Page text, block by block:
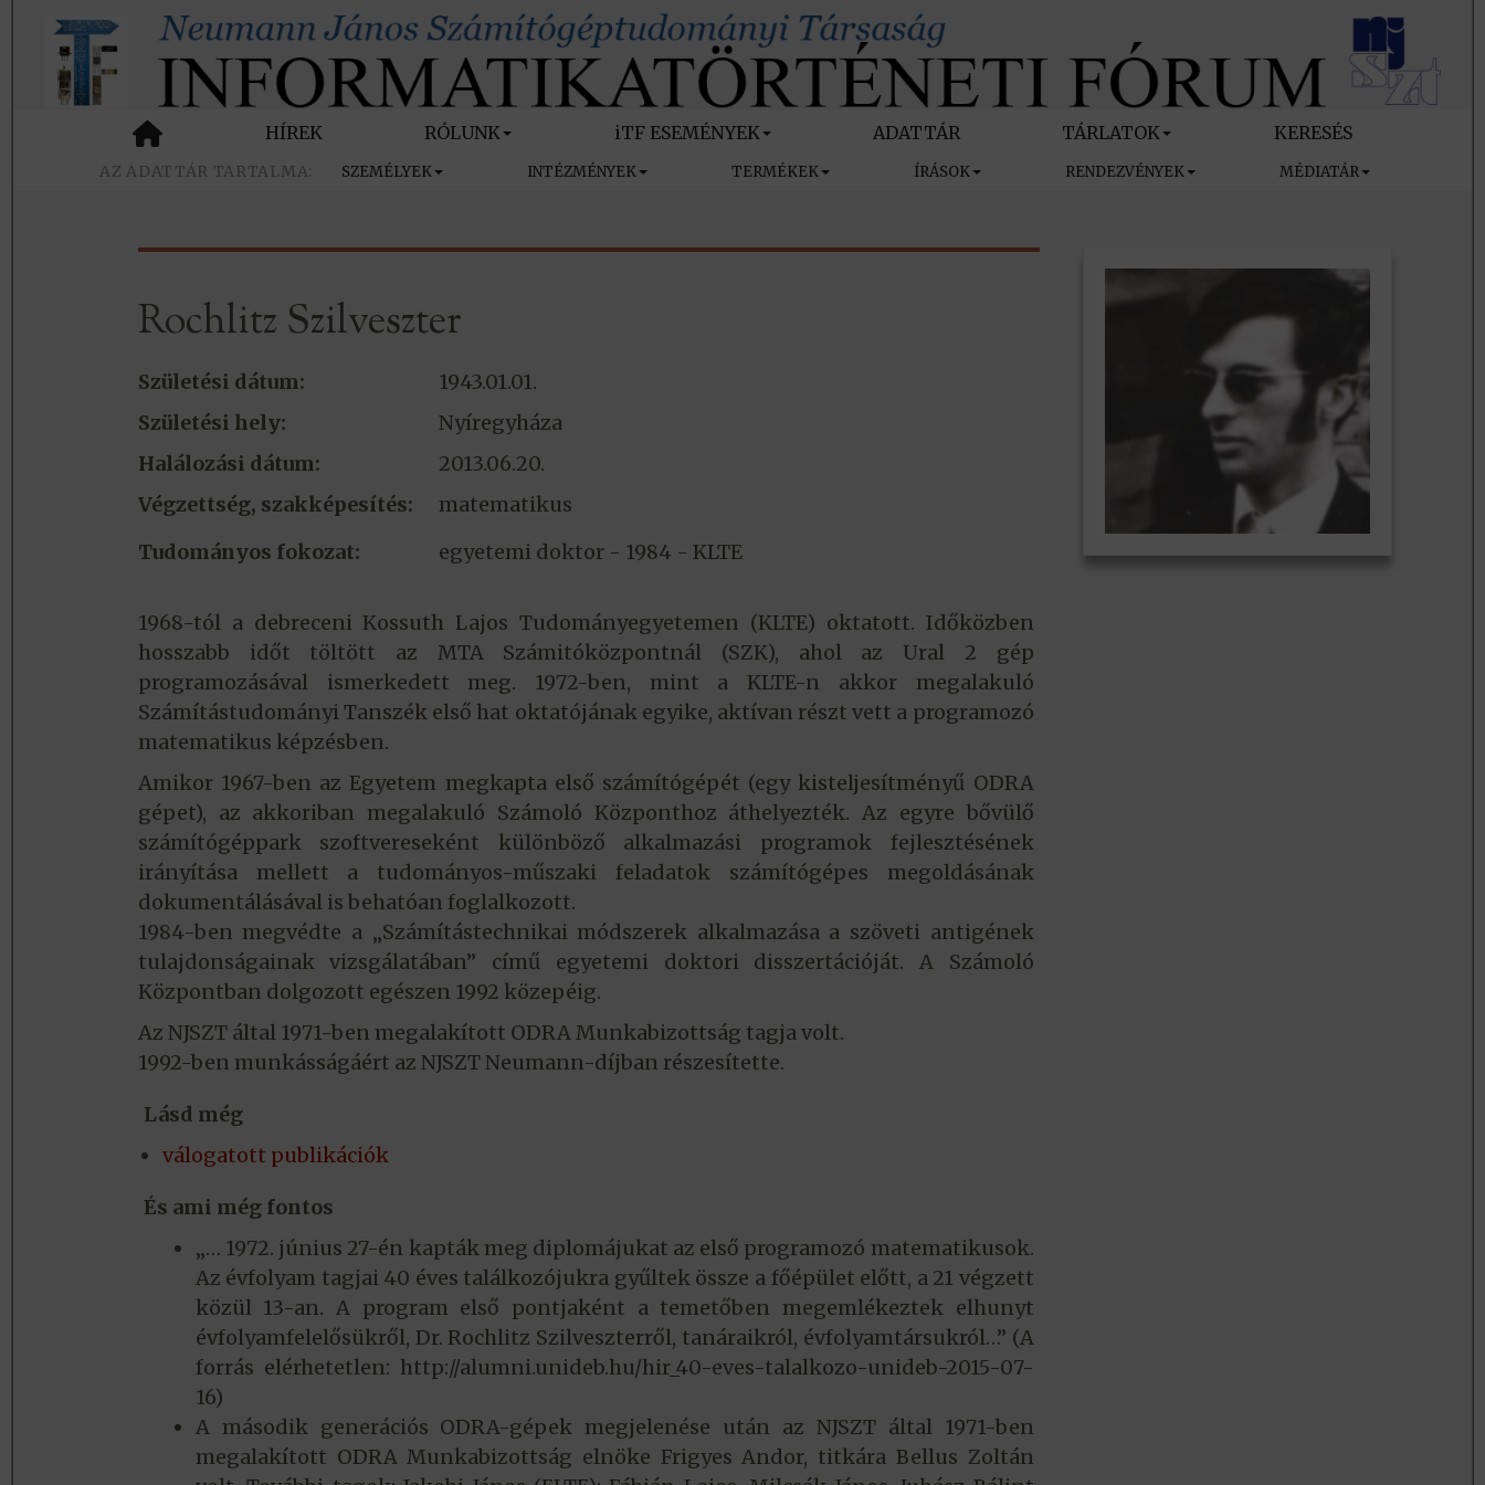
HÍREK RÓLUNK iTF ESEMÉNYEK ADATTÁR TÁRLATOK KERESÉS
SZEMÉLYEK INTÉZMÉNYEK TERMÉKEK ÍRÁSOK RENDEZVÉNYEK MÉDIATÁR
Rochlitz Szilveszter
Születési dátum:
1943.01.01.
Születési hely:
Nyíregyháza
Halálozási dátum:
2013.06.20.
Végzettség, szakképesítés:
matematikus
Tudományos fokozat:
egyetemi doktor - 1984 - KLTE
1968-tól a debreceni Kossuth Lajos Tudományegyetemen (KLTE) oktatott. Időközben
hosszabb időt töltött az MTA Számitóközpontnál (SZK), ahol az Ural 2 gép
programozásával ismerkedett meg. 1972-ben, mint a KLTE-n akkor megalakuló
Számítástudományi Tanszék első hat oktatójának egyike, aktívan részt vett a programozó
matematikus képzésben.
Amikor 1967-ben az Egyetem megkapta első számítógépét (egy kisteljesítményű ODRA
gépet), az akkoriban megalakuló Számoló Központhoz áthelyezték. Az egyre bővülő
számítógéppark szoftvereseként különböző alkalmazási programok fejlesztésének
irányítása mellett a tudományos-műszaki feladatok számítógépes megoldásának
dokumentálásával is behatóan foglalkozott.
1984-ben megvédte a „Számítástechnikai módszerek alkalmazása a szöveti antigének
tulajdonságainak vizsgálatában” című egyetemi doktori disszertációját. A Számoló
Központban dolgozott egészen 1992 közepéig.
Az NJSZT által 1971-ben megalakított ODRA Munkabizottság tagja volt.
1992-ben munkásságáért az NJSZT Neumann-díjban részesítette.
Lásd még
válogatott publikációk
És ami még fontos
„… 1972. június 27-én kapták meg diplomájukat az első programozó matematikusok.
Az évfolyam tagjai 40 éves találkozójukra gyűltek össze a főépület előtt, a 21 végzett
közül 13-an. A program első pontjaként a temetőben megemlékeztek elhunyt
évfolyamfelelősükről, Dr. Rochlitz Szilveszterről, tanáraikról, évfolyamtársukról…” (A
forrás elérhetetlen: http://alumni.unideb.hu/hir_40-eves-talalkozo-unideb-2015-07-
16)
A második generációs ODRA-gépek megjelenése után az NJSZT által 1971-ben
megalakított ODRA Munkabizottság elnöke Frigyes Andor, titkára Bellus Zoltán